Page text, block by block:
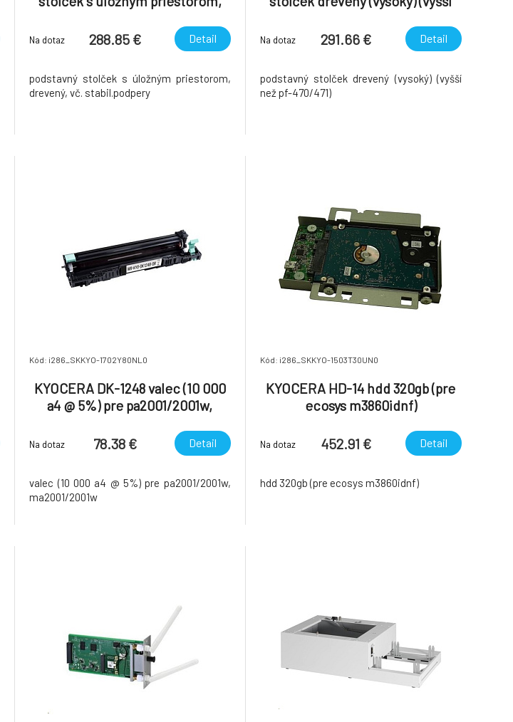
Na dotaz 288.85 € Detail
podstavný stolček s úložným priestorom,
drevený, vč. stabil.podpery
Na dotaz 291.66 € Detail
podstavný stolček drevený (vysoký) (vyšší
než pf-470/471)
Kód: i286_SKKYO-1702Y80NL0
KYOCERA DK-1248 valec (10 000
a4 @ 5%) pre pa2001/2001w,
Na dotaz 78.38 € Detail
valec (10 000 a4 @ 5%) pre pa2001/2001w,
ma2001/2001w
Kód: i286_SKKYO-1503T30UN0
KYOCERA HD-14 hdd 320gb (pre
ecosys m3860idnf)
Na dotaz 452.91 € Detail
hdd 320gb (pre ecosys m3860idnf)